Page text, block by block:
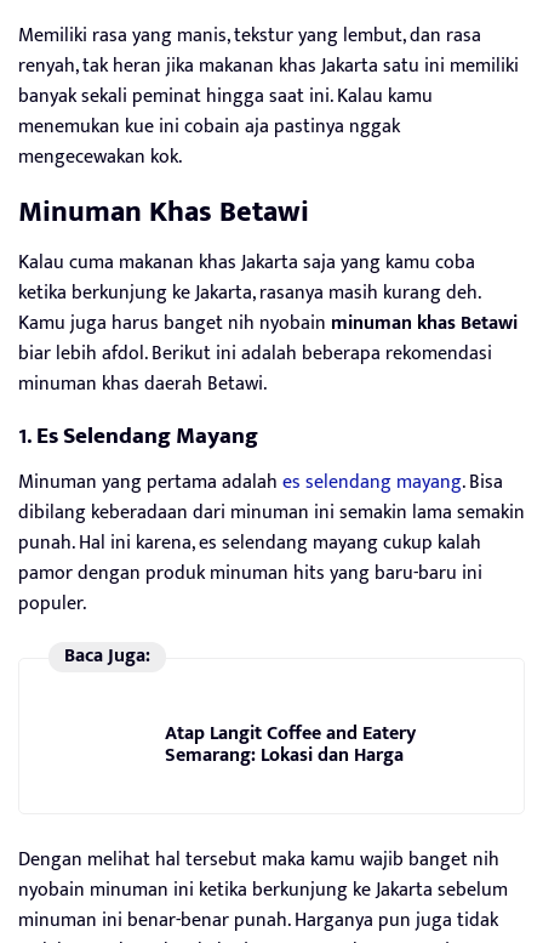
Memiliki rasa yang manis, tekstur yang lembut, dan rasa
renyah, tak heran jika makanan khas Jakarta satu ini memiliki
banyak sekali peminat hingga saat ini. Kalau kamu
menemukan kue ini cobain aja pastinya nggak
mengecewakan kok.
Minuman Khas Betawi
Kalau cuma makanan khas Jakarta saja yang kamu coba
ketika berkunjung ke Jakarta, rasanya masih kurang deh.
Kamu juga harus banget nih nyobain minuman khas Betawi
biar lebih afdol. Berikut ini adalah beberapa rekomendasi
minuman khas daerah Betawi.
1.Es Selendang Mayang
Minuman yang pertama adalahes selendang mayang. Bisa
dibilang keberadaan dari minuman ini semakin lama semakin
punah. Hal ini karena, es selendang mayang cukup kalah
pamor dengan produk minuman hits yang baru-baru ini
populer.
Baca Juga:
Atap Langit Coffee and Eatery
Semarang: Lokasi dan Harga
Dengan melihat hal tersebut maka kamu wajib banget nih
nyobain minuman ini ketika berkunjung ke Jakarta sebelum
minuman ini benar-benar punah. Harganya pun juga tidak